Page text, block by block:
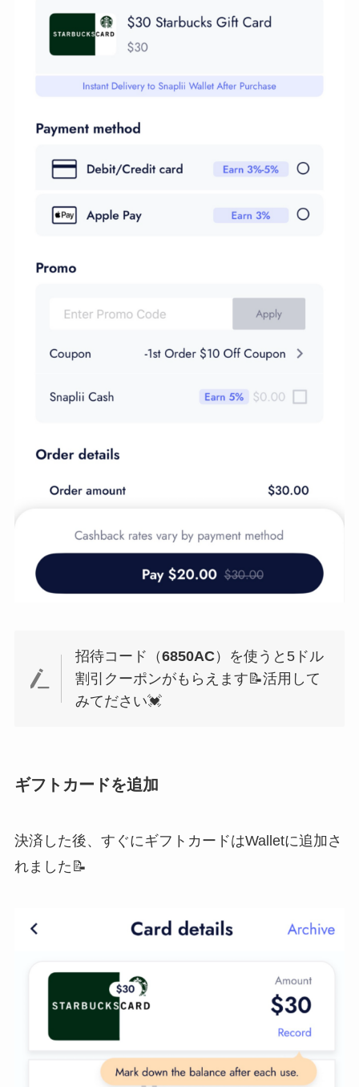
招待コード（6850AC）を使うと5ドル
割引クーポンがもらえます📝活用して
みてださい💓
ギフトカードを追加
決済した後、すぐにギフトカードはWalletに追加さ
れました📝